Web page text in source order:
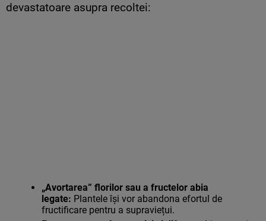
devastatoare asupra recoltei:
„Avortarea” florilor sau a fructelor abia
legate: Plantele își vor abandona efortul de
fructificare pentru a supraviețui.